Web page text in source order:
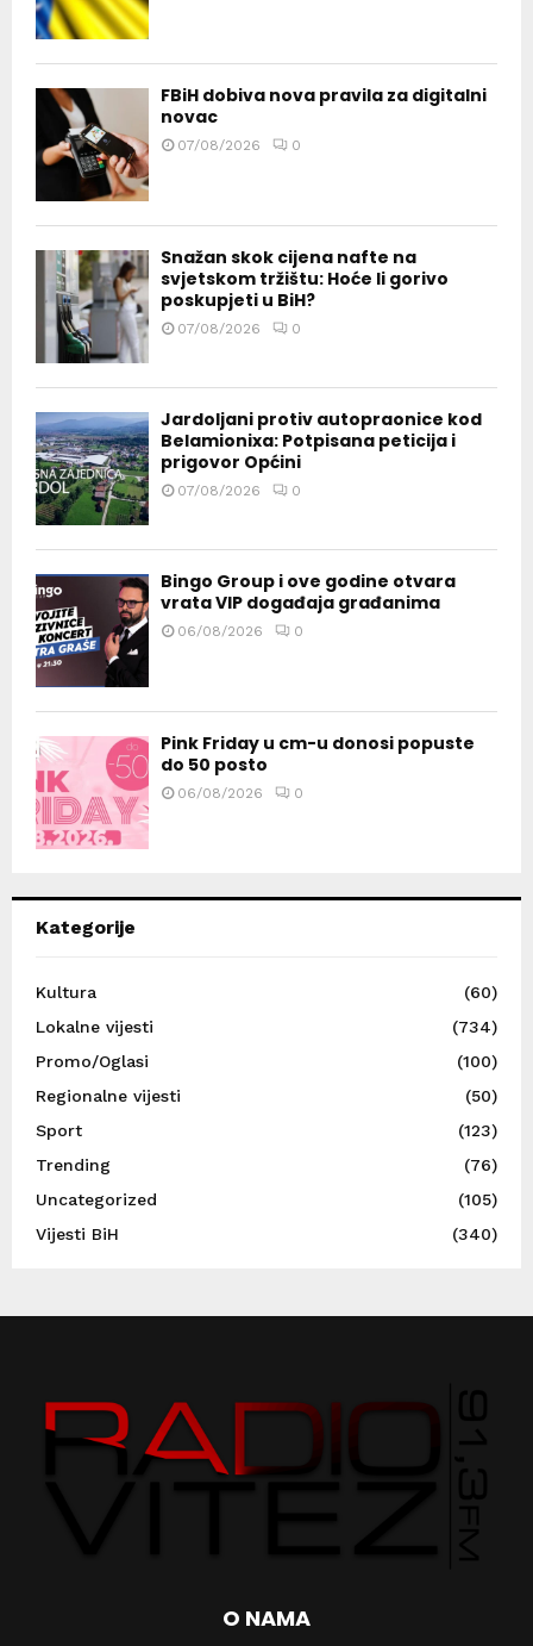
FBiH dobiva nova pravila za digitalni
novac
07/08/2026 0
Snažan skok cijena nafte na
svjetskom tržištu: Hoće li gorivo
poskupjeti u BiH?
07/08/2026 0
Jardoljani protiv autopraonice kod
Belamionixa: Potpisana peticija i
prigovor Općini
07/08/2026 0
Bingo Group i ove godine otvara
vrata VIP događaja građanima
06/08/2026 0
Pink Friday u cm-u donosi popuste
do 50 posto
06/08/2026 0
Kategorije
Kultura
(60)
Lokalne vijesti
(734)
Promo/Oglasi
(100)
Regionalne vijesti
(50)
Sport
(123)
Trending
(76)
Uncategorized
(105)
Vijesti BiH
(340)
O NAMA